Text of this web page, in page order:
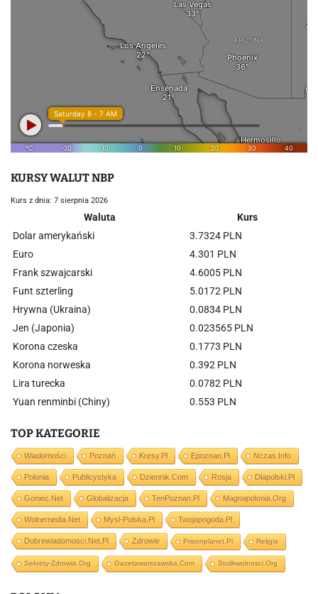
KURSY WALUT NBP
Kurs z dnia: 7 sierpnia 2026
Waluta
Kurs
Dolar amerykański
3.7324 PLN
Euro
4.301 PLN
Frank szwajcarski
4.6005 PLN
Funt szterling
5.0172 PLN
Hrywna (Ukraina)
0.0834 PLN
Jen (Japonia)
0.023565 PLN
Korona czeska
0.1773 PLN
Korona norweska
0.392 PLN
Lira turecka
0.0782 PLN
Yuan renminbi (Chiny)
0.553 PLN
TOP KATEGORIE
Wiadomości Poznań Kresy.pl Epoznan.pl Nczas.info
Polonia Publicystyka Dziennik.com Rosja Dlapolski.pl
Goniec.net Globalizacja TenPoznan.pl Magnapolonia.org
Wolnemedia.net Mysl-Polska.pl Twojapogoda.pl
Dobrewiadomosci.net.pl Zdrowie Prisonplanet.pl Religia
Sekrety-Zdrowia.org Gazetawarszawska.com Stolikwolnosci.org